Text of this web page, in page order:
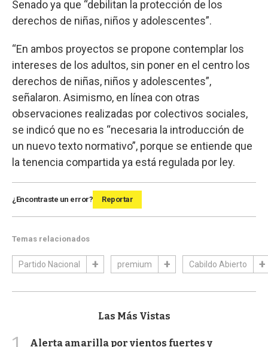
Senado ya que “debilitan la protección de los
derechos de niñas, niños y adolescentes”.
“En ambos proyectos se propone contemplar los
intereses de los adultos, sin poner en el centro los
derechos de niñas, niños y adolescentes”,
señalaron. Asimismo, en línea con otras
observaciones realizadas por colectivos sociales,
se indicó que no es “necesaria la introducción de
un nuevo texto normativo”, porque se entiende que
la tenencia compartida ya está regulada por ley.
¿Encontraste un error? Reportar
Temas relacionados
Partido Nacional premium Cabildo Abierto
Las Más Vistas
Alerta amarilla por vientos fuertes y